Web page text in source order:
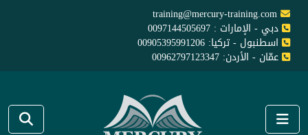
training@mercury-training.com
دبي - الإمارات : 0097144505697
اسطنبول - تركيا: 00905395991206
عمّان - الأردن: 00962797123347